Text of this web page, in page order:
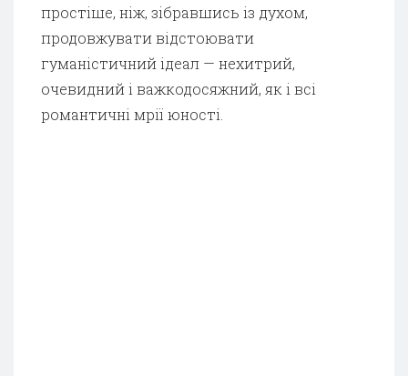
простіше, ніж, зібравшись із духом,
продовжувати відстоювати
гуманістичний ідеал — нехитрий,
очевидний і важкодосяжний, як і всі
романтичні мрії юності.